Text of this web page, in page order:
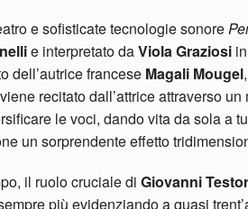
e sofisticate tecnologie sonore
e interpretato daViola Graziosi
dell’autrice francese Magali Mougel
recitato dall’attrice attraverso
le voci, dando vita da sola a
un sorprendente effetto
il ruolo cruciale di Giovanni
più evidenziando a quasi